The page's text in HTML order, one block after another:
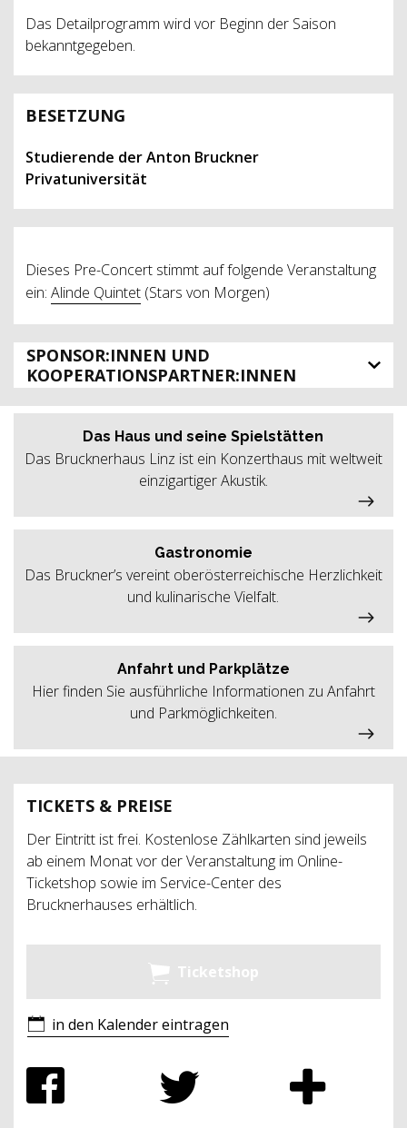
Das Detailprogramm wird vor Beginn der Saison
bekanntgegeben.
BESETZUNG
Studierende der Anton Bruckner
Privatuniversität
Dieses Pre-Concert stimmt auf folgende Veranstaltung
ein: Alinde Quintet (Stars von Morgen)
SPONSOR:INNEN UND
KOOPERATIONSPARTNER:INNEN
TICKETS & PREISE
Der Eintritt ist frei. Kostenlose Zählkarten sind jeweils
ab einem Monat vor der Veranstaltung im Online-
Ticketshop sowie im Service-Center des
Brucknerhauses erhältlich.
Ticketshop
in den Kalender eintragen
Das Haus und seine Spielstätten
Das Brucknerhaus Linz ist ein Konzerthaus mit weltweit
einzigartiger Akustik.
Gastronomie
Das Bruckner’s vereint oberösterreichische Herzlichkeit
und kulinarische Vielfalt.
Anfahrt und Parkplätze
Hier finden Sie ausführliche Informationen zu Anfahrt
und Parkmöglichkeiten.